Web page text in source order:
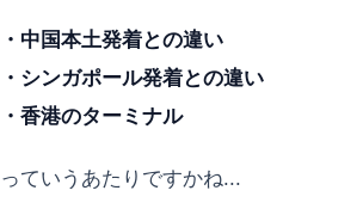
・中国本土発着との違い
・シンガポール発着との違い
・香港のターミナル
っていうあたりですかね...